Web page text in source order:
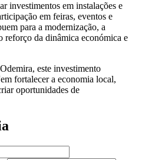
investimentos em instalações e
em feiras, eventos e
para a modernização, a
reforço da dinâmica económica e
este investimento
fortalecer a economia local,
oportunidades de